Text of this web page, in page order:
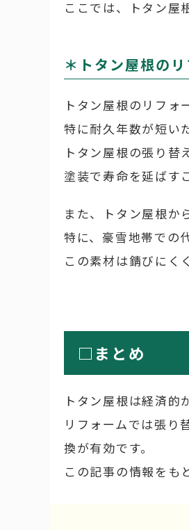
ここでは、トタン屋
＊トタン屋根の
トタン屋根のリフォ
特に耐久年数が短い
トタン屋根の張り替
塗装で寿命を延ばす
また、トタン屋根か
特に、豪雪地帯での
この素材は錆びにく
□まとめ
トタン屋根は経済的
リフォームでは張り
換が有効です。
この記事の情報をも